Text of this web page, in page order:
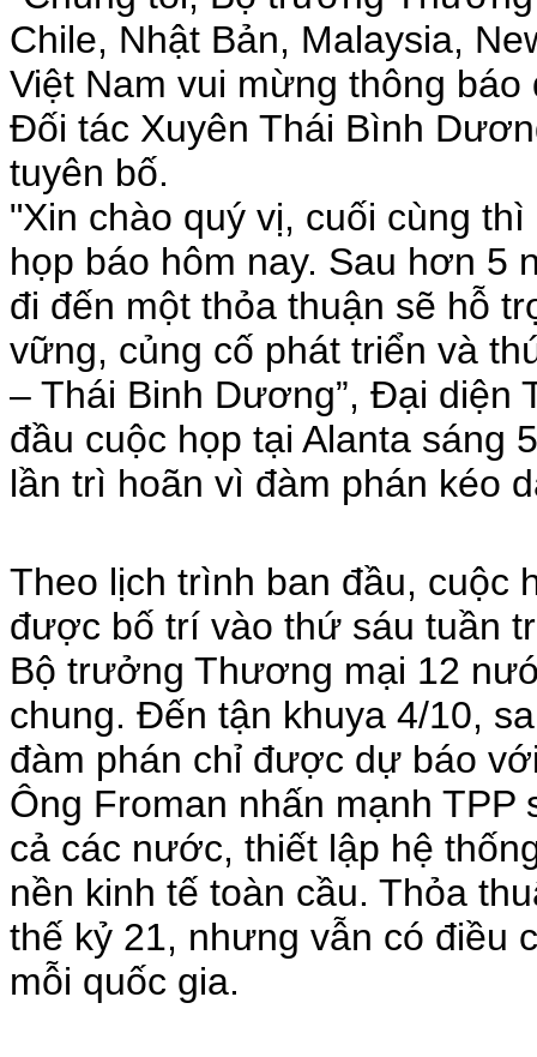
Chile, Nhật Bản, Malaysia,
Việt Nam vui mừng thông
Đối tác Xuyên Thái Bình
tuyên bố.
"Xin chào quý vị, cuối cùng
họp báo hôm nay. Sau hơn 5
đi đến một thỏa thuận sẽ hỗ
vững, củng cố phát triển và
– Thái Binh Dương”, Đại diện
đầu cuộc họp tại Alanta sáng
lần trì hoãn vì đàm phán kéo
Theo lịch trình ban đầu, cuộc
được bố trí vào thứ sáu tuần
Bộ trưởng Thương mại 12
chung. Đến tận khuya 4/10,
đàm phán chỉ được dự báo
Ông Froman nhấn mạnh
cả các nước, thiết lập hệ
nền kinh tế toàn cầu. Thỏa
thế kỷ 21, nhưng vẫn có điều
mỗi quốc gia.